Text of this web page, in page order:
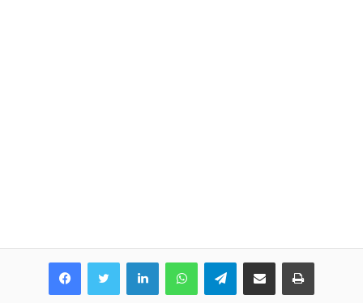
LinkedInWhatsAppTelegramShare via Email Print